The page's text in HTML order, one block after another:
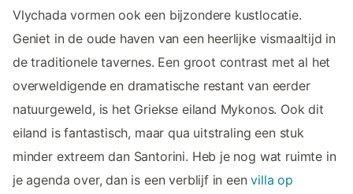
Vlychada vormen ook een bijzondere kustlocatie.
Geniet in de oude haven van een heerlijke vismaaltijd in
de traditionele tavernes. Een groot contrast met al het
overweldigende en dramatische restant van eerder
natuurgeweld, is het Griekse eiland Mykonos. Ook dit
eiland is fantastisch, maar qua uitstraling een stuk
minder extreem dan Santorini. Heb je nog wat ruimte in
je agenda over, dan is een verblijf in eenvilla op